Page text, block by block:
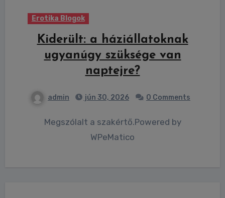
Erotika Blogok
Kiderült: a háziállatoknak
ugyanúgy szüksége van
naptejre?
admin jún 30, 2026 0 Comments
Megszólalt a szakértő.Powered by
WPeMatico